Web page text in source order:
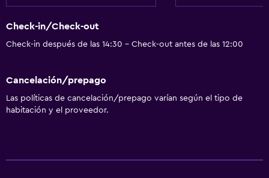
Accesibilidad y adecuación
Unidad accesible para personas en silla de ruedas
Accesibilidad
Check-in/Check-out
Check-in después de las 14:30 - Check-out antes de las 12:00
Cancelación/prepago
Las políticas de cancelación/prepago varían según el tipo de
habitación y el proveedor.